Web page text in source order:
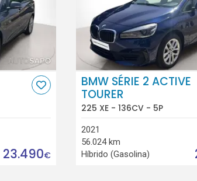
23.490€
BMW SÉRIE 2 ACTIVE
TOURER
225 XE - 136CV - 5P
2021
56.024 km
Híbrido (Gasolina)